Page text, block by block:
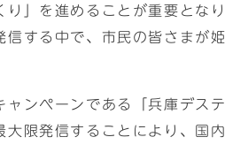
」を進めることが重要とな
する中で、市民の皆さまが
ンペーンである「兵庫デ
限発信することにより、国